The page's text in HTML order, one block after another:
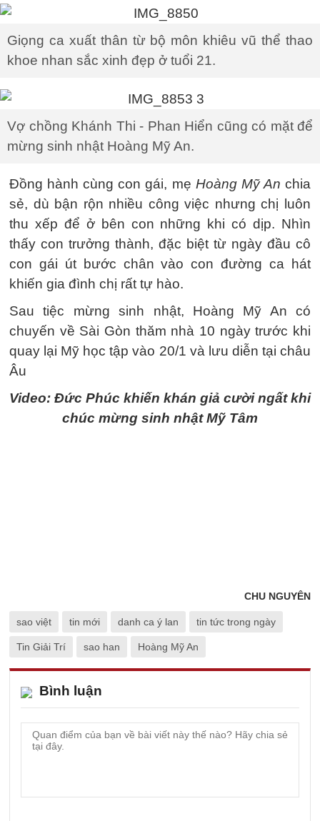
Giọng ca xuất thân từ bộ môn khiêu vũ thể thao
khoe nhan sắc xinh đẹp ở tuổi 21.
Vợ chồng Khánh Thi - Phan Hiển cũng có mặt để
mừng sinh nhật Hoàng Mỹ An.
Đồng hành cùng con gái, mẹ Hoàng Mỹ An chia
sẻ, dù bận rộn nhiều công việc nhưng chị luôn
thu xếp để ở bên con những khi có dịp. Nhìn
thấy con trưởng thành, đặc biệt từ ngày đầu cô
con gái út bước chân vào con đường ca hát
khiến gia đình chị rất tự hào.
Sau tiệc mừng sinh nhật, Hoàng Mỹ An có
chuyến về Sài Gòn thăm nhà 10 ngày trước khi
quay lại Mỹ học tập vào 20/1 và lưu diễn tại châu
Âu
Video: Đức Phúc khiến khán giả cười ngất khi
chúc mừng sinh nhật Mỹ Tâm
CHU NGUYÊN
sao việt tin mới danh ca ý lan tin tức trong ngày
Tin Giải Trí sao han Hoàng Mỹ An
Bình luận